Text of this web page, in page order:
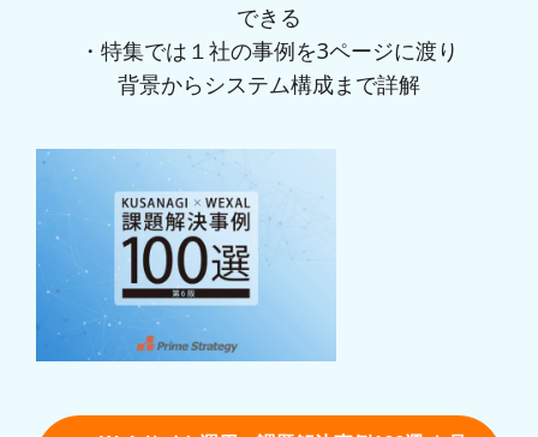
できる
・特集では１社の事例を3ページに渡り
背景からシステム構成まで詳解